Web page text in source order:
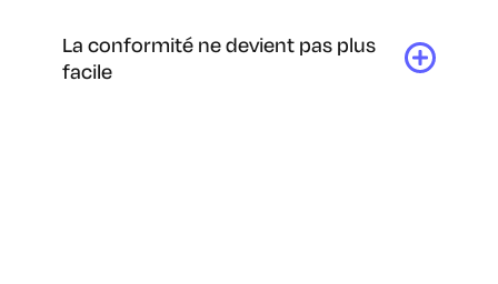
La conformité ne devient pas plus
facile